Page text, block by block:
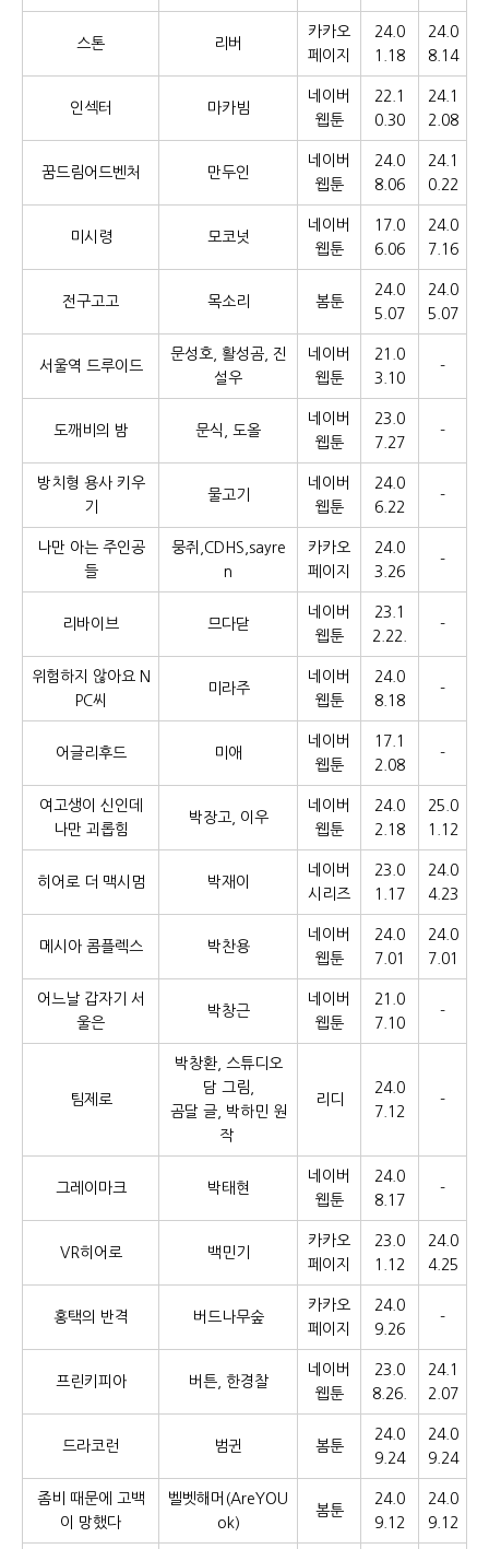
스톤 리버
카카오
페이지
24.0
1.18
24.0
8.14
인섹터 마카빔
네이버
웹툰
22.1
0.30
24.1
2.08
꿈드림어드벤처 만두인
네이버
웹툰
24.0
8.06
24.1
0.22
미시령 모코넛
네이버
웹툰
17.0
6.06
24.0
7.16
전구고고 목소리 봄툰
24.0
5.07
24.0
5.07
서울역 드루이드
문성호, 활성곰, 진
설우
네이버
웹툰
21.0
3.10
-
도깨비의 밤 문식, 도올
네이버
웹툰
23.0
7.27
-
방치형 용사 키우
기
물고기
네이버
웹툰
24.0
6.22
-
나만 아는 주인공
들
뭉쥐,CDHS,sayre
n
카카오
페이지
24.0
3.26
-
리바이브 므다닫
네이버
웹툰
23.1
2.22.
-
위험하지 않아요 N
PC씨
미라주
네이버
웹툰
24.0
8.18
-
어글리후드 미애
네이버
웹툰
17.1
2.08
-
여고생이 신인데
나만 괴롭힘
박장고, 이우
네이버
웹툰
24.0
2.18
25.0
1.12
히어로 더 맥시멈 박재이
네이버
시리즈
23.0
1.17
24.0
4.23
메시아 콤플렉스 박찬용
네이버
웹툰
24.0
7.01
24.0
7.01
어느날 갑자기 서
울은
박창근
네이버
웹툰
21.0
7.10
-
팀제로
박창환, 스튜디오
담 그림,
곰달 글, 박하민 원
작
리디
24.0
7.12
-
그레이마크 박태현
네이버
웹툰
24.0
8.17
-
VR히어로 백민기
카카오
페이지
23.0
1.12
24.0
4.25
홍택의 반격 버드나무숲
카카오
페이지
24.0
9.26
-
프린키피아 버튼, 한경찰
네이버
웹툰
23.0
8.26.
24.1
2.07
드라코런 범귄 봄툰
24.0
9.24
24.0
9.24
좀비 때문에 고백
이 망했다
벨벳해머(AreYOU
ok)
봄툰
24.0
9.12
24.0
9.12